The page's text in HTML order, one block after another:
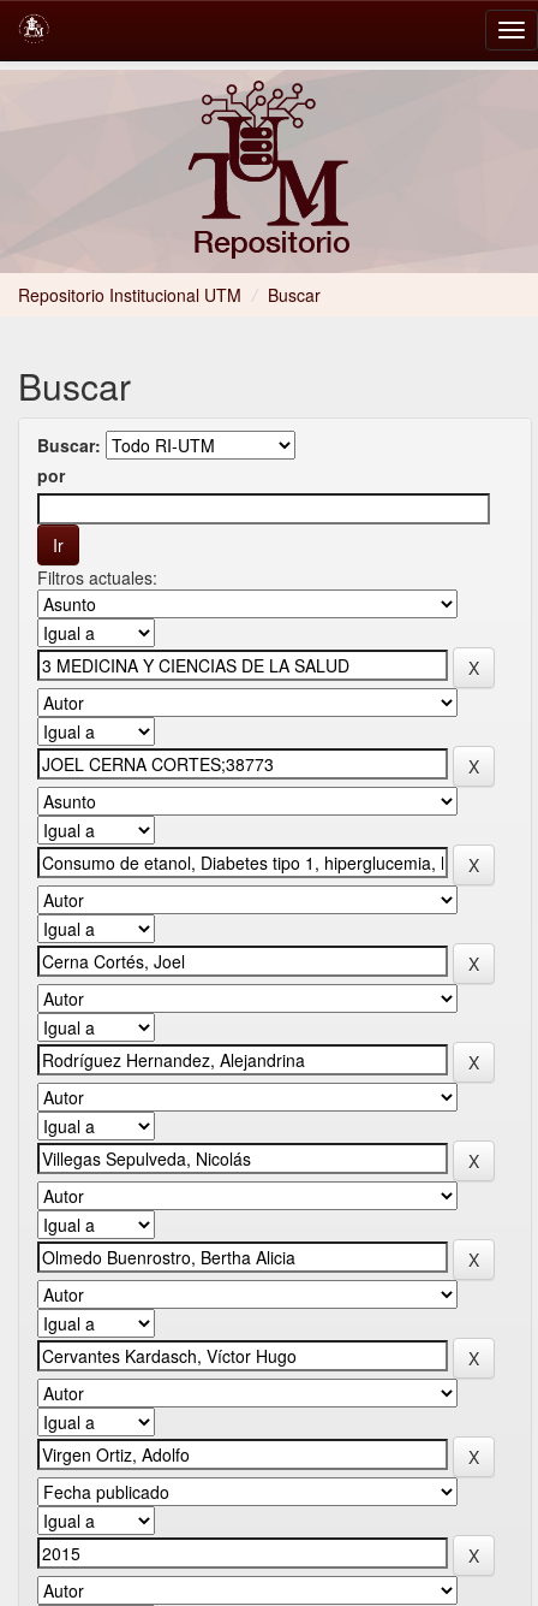
Repositorio Institucional UTM / Buscar
Buscar
Buscar:
por
Filtros actuales: